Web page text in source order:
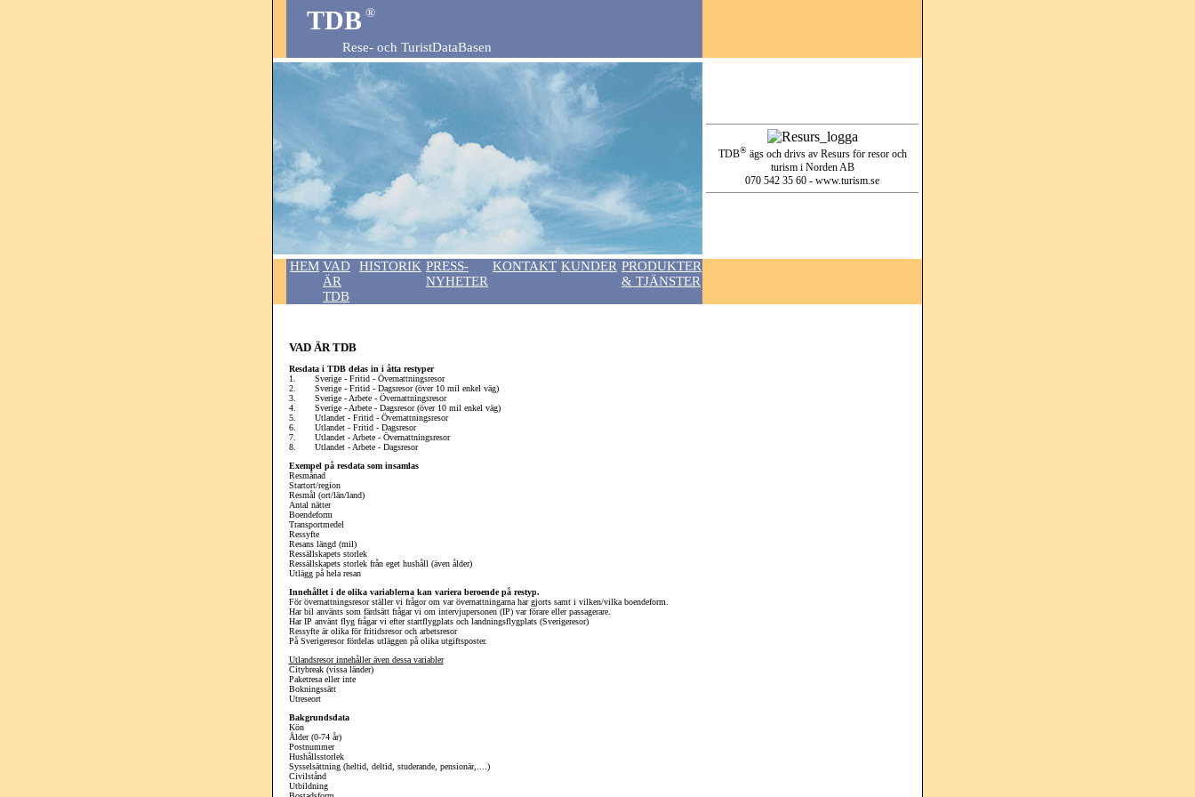
TDB ®
Rese- och TuristDataBasen
TDB®ägs och drivs av Resurs för resor och
turism i Norden AB
070 542 35 60 - www.turism.se
HEM VAD
ÄR
TDB
HISTORIK PRESS-
NYHETER
KONTAKT KUNDER PRODUKTER
& TJÄNSTER
VAD ÄR TDB
Resdata i TDB delas in i åtta restyper
1. Sverige - Fritid - Övernattningsresor
2. Sverige - Fritid - Dagsresor (över 10 mil enkel väg)
3. Sverige - Arbete - Övernattningsresor
4. Sverige - Arbete - Dagsresor (över 10 mil enkel väg)
5. Utlandet - Fritid - Övernattningsresor
6. Utlandet - Fritid - Dagsresor
7. Utlandet - Arbete - Övernattningsresor
8. Utlandet - Arbete - Dagsresor
Exempel på resdata som insamlas
Resmånad
Startort/region
Resmål (ort/län/land)
Antal nätter
Boendeform
Transportmedel
Ressyfte
Resans längd (mil)
Ressällskapets storlek
Ressällskapets storlek från eget hushåll (även ålder)
Utlägg på hela resan
Innehållet i de olika variablerna kan variera beroende på restyp.
För övernattningsresor ställer vi frågor om var övernattningarna har gjorts samt i vilken/vilka boendeform.
Har bil använts som färdsätt frågar vi om intervjupersonen (IP) var förare eller passagerare.
Har IP använt flyg frågar vi efter startflygplats och landningsflygplats (Sverigeresor)
Ressyfte är olika för fritidsresor och arbetsresor
På Sverigeresor fördelas utläggen på olika utgiftsposter.
Utlandsresor innehåller även dessa variabler
Citybreak (vissa länder)
Paketresa eller inte
Bokningssätt
Utreseort
Bakgrundsdata
Kön
Ålder (0-74 år)
Postnummer
Hushållsstorlek
Sysselsättning (heltid, deltid, studerande, pensionär,....)
Civilstånd
Utbildning